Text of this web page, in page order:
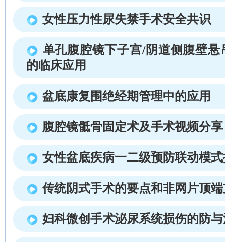
女性压力性尿失禁手术安全共识
单孔腹腔镜下子宫/阴道侧腹壁悬
的临床应用
盆底康复围绝经期管理中的应用
腹腔镜骶骨固定术及手术视频分享
女性盆底疾病一二级预防联动模
传统阴式手术的要点和非网片顶
妇科微创手术泌尿系统损伤的防